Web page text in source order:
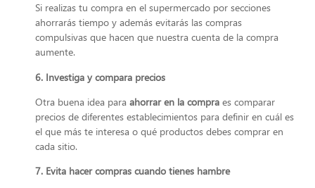
Si realizas tu compra en el supermercado por secciones
ahorrarás tiempo y además evitarás las compras
compulsivas que hacen que nuestra cuenta de la compra
aumente.
6. Investiga y compara precios
Otra buena idea para ahorrar en la compra es comparar
precios de diferentes establecimientos para definir en cuál es
el que más te interesa o qué productos debes comprar en
cada sitio.
7. Evita hacer compras cuando tienes hambre